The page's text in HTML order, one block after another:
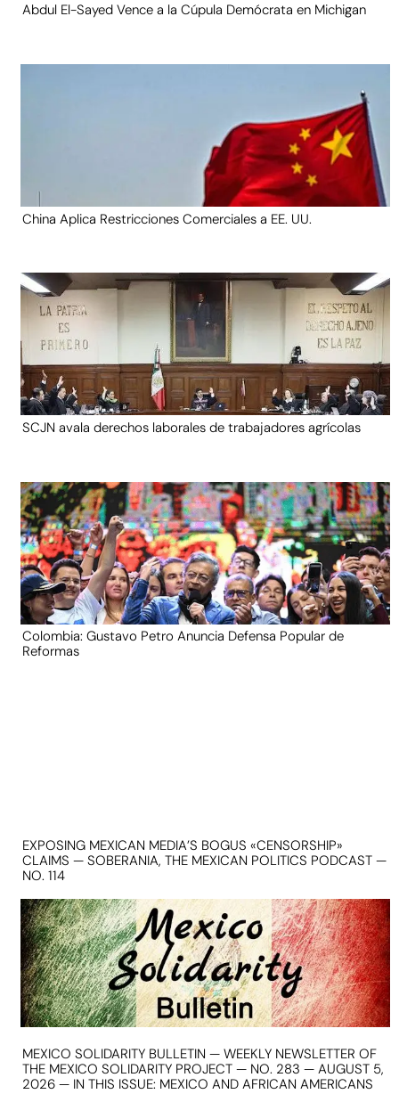
Abdul El-Sayed Vence a la Cúpula Demócrata en Michigan
China Aplica Restricciones Comerciales a EE. UU.
SCJN avala derechos laborales de trabajadores agrícolas
Colombia: Gustavo Petro Anuncia Defensa Popular de
Reformas
EXPOSING MEXICAN MEDIA’S BOGUS «CENSORSHIP»
CLAIMS — SOBERANIA, THE MEXICAN POLITICS PODCAST —
NO. 114
MEXICO SOLIDARITY BULLETIN — WEEKLY NEWSLETTER OF
THE MEXICO SOLIDARITY PROJECT — NO. 283 — AUGUST 5,
2026 — IN THIS ISSUE: MEXICO AND AFRICAN AMERICANS